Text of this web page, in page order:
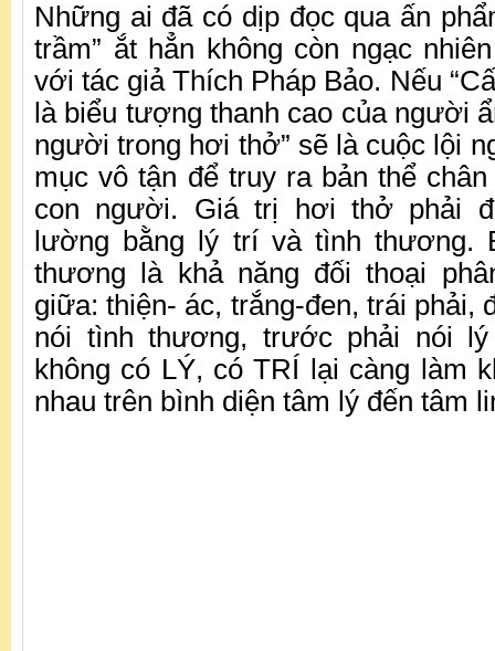
Những ai đã có dịp đọc qua ấn
trầm” ắt hẳn không còn ngạc
với tác giả Thích Pháp Bảo. Nếu
là biểu tượng thanh cao của người
người trong hơi thở” sẽ là cuộc lội
mục vô tận để truy ra bản thể
con người. Giá trị hơi thở phải
lường bằng lý trí và tình thương.
thương là khả năng đối thoại
giữa: thiện- ác, trắng-đen, trái phải,
nói tình thương, trước phải nói
không có LÝ, có TRÍ lại càng làm
nhau trên bình diện tâm lý đến tâm